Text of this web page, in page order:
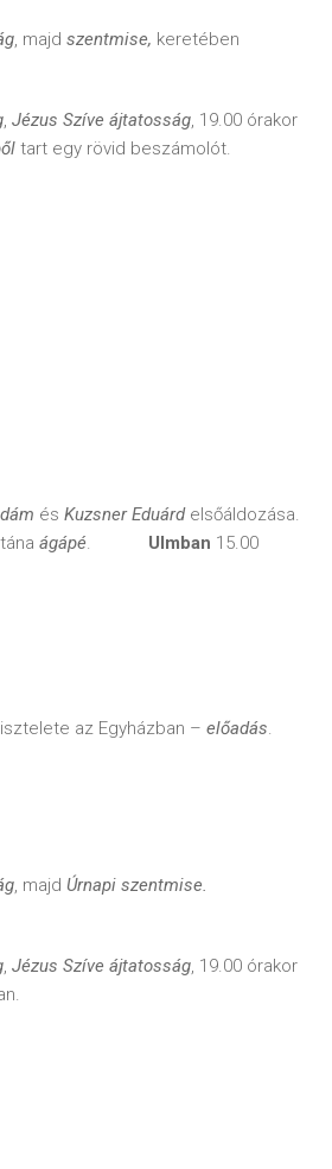
, majd szentmise, keretében
, Jézus Szíve ájtatosság, 19.00 órakor
tart egy rövid beszámolót.
és Kuzsner Eduárd elsőáldozása.
ágápé. Ulmban 15.00
az Egyházban – előadás.
, majd Úrnapi szentmise.
, Jézus Szíve ájtatosság, 19.00 órakor